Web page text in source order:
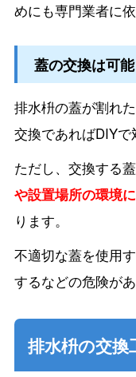
めにも専門業者に
蓋の交換は可能
排水枡の蓋が割れ
交換であればDIYで
ただし、交換する
や設置場所の環境
ります。
不適切な蓋を使用
するなどの危険が
排水枡の交換